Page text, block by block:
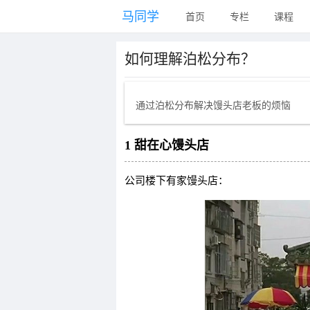
马同学 首页 专栏 课程
如何理解泊松分布？
通过泊松分布解决馒头店老板的烦恼
1 甜在心馒头店
公司楼下有家馒头店：